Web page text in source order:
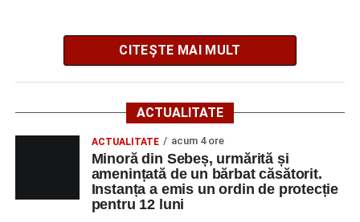
Poliția Municipiului Sebeș a fost sesizată, prin SNUAU
112, în jurul orei 20:41, cu privire la producerea
evenimentului rutier.
Din primele cercetări efectuate la fața locului, polițiștii au
stabilit că o femeie de 29 de ani, din municipiul Sebeș,
care conducea un autoturism pe direcția Șugag – Sebeș,
a intrat în coliziune cu un alt autoturism, condus
regulamentar din sens opus, respectiv Sebeș – Șugag, de
CITEȘTE MAI MULT
ACTUALITATE
ACTUALITATE acum 4 ore
Minoră din Sebeș, urmărită și
amenințată de un bărbat căsătorit.
Instanța a emis un ordin de protecție
pentru 12 luni